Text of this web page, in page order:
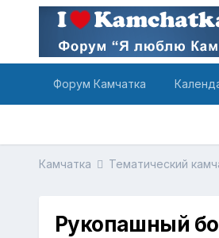
Форум Камчатка
Камчатка Тематический
Рукопашный